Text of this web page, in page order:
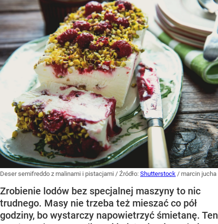
Deser semifreddo z malinami i pistacjami / Źródło: Shutterstock / marcin jucha
Zrobienie lodów bez specjalnej maszyny to nic
trudnego. Masy nie trzeba też mieszać co pół
godziny, bo wystarczy napowietrzyć śmietanę. Ten